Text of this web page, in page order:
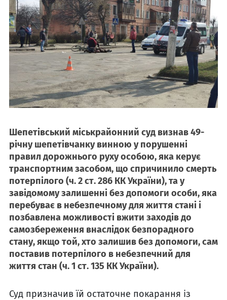
Шепетівський міськрайонний суд визнав 49-
річну шепетівчанку винною у порушенні
правил дорожнього руху особою, яка керує
транспортним засобом, що спричинило смерть
потерпілого (ч. 2 ст. 286 КК України), та у
завідомому залишенні без допомоги особи, яка
перебуває в небезпечному для життя стані і
позбавлена можливості вжити заходів до
самозбереження внаслідок безпорадного
стану, якщо той, хто залишив без допомоги, сам
поставив потерпілого в небезпечний для
життя стан (ч. 1 ст. 135 КК України).
Суд призначив їй остаточне покарання із